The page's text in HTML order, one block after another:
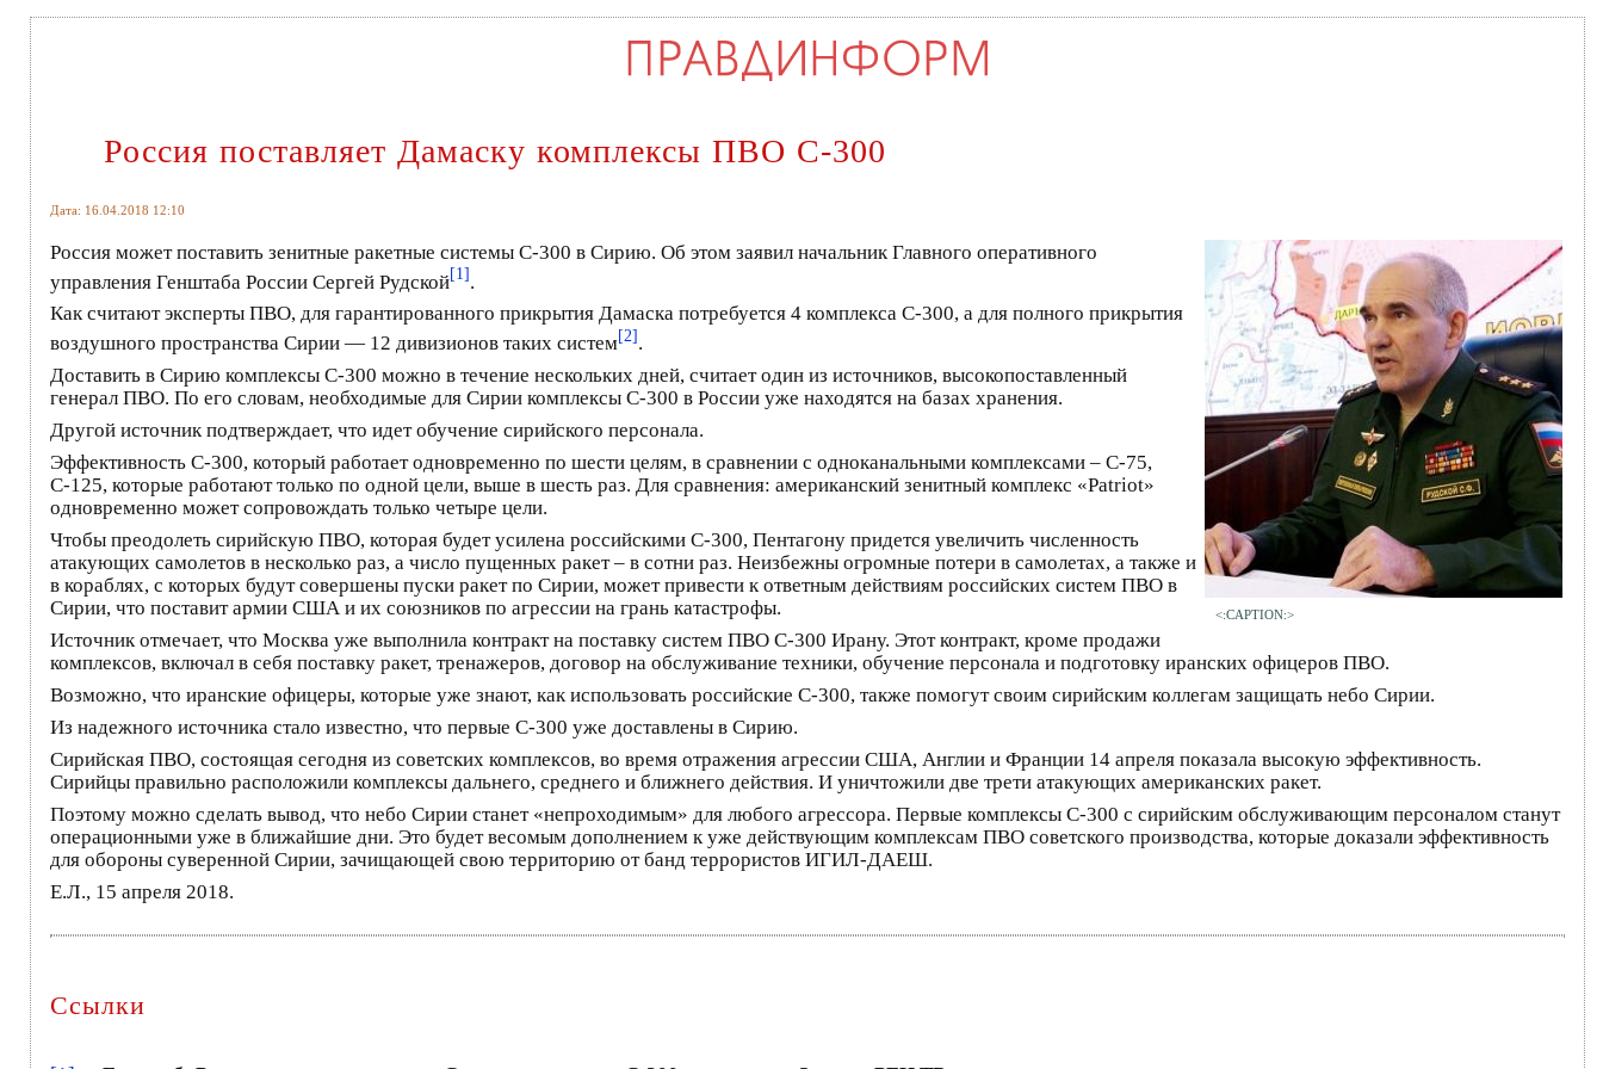
Россия поставляет Дамаску комплексы ПВО С-300
Дата: 16.04.2018 12:10
<:CAPTION:>
Россия может поставить зенитные ракетные системы С-300 в Сирию. Об этом заявил начальник Главного оперативного
управления Генштаба России Сергей Рудской[1].
Как считают эксперты ПВО, для гарантированного прикрытия Дамаска потребуется 4 комплекса С-300, а для полного прикрытия
воздушного пространства Сирии — 12 дивизионов таких систем[2].
Доставить в Сирию комплексы С-300 можно в течение нескольких дней, считает один из источников, высокопоставленный
генерал ПВО. По его словам, необходимые для Сирии комплексы С-300 в России уже находятся на базах хранения.
Другой источник подтверждает, что идет обучение сирийского персонала.
Эффективность С-300, который работает одновременно по шести целям, в сравнении с одноканальными комплексами – С-75,
С-125, которые работают только по одной цели, выше в шесть раз. Для сравнения: американский зенитный комплекс «Patriot»
одновременно может сопровождать только четыре цели.
Чтобы преодолеть сирийскую ПВО, которая будет усилена российскими С-300, Пентагону придется увеличить численность
атакующих самолетов в несколько раз, а число пущенных ракет – в сотни раз. Неизбежны огромные потери в самолетах, а также и
в кораблях, с которых будут совершены пуски ракет по Сирии, может привести к ответным действиям российских систем ПВО в
Сирии, что поставит армии США и их союзников по агрессии на грань катастрофы.
Источник отмечает, что Москва уже выполнила контракт на поставку систем ПВО С-300 Ирану. Этот контракт, кроме продажи
комплексов, включал в себя поставку ракет, тренажеров, договор на обслуживание техники, обучение персонала и подготовку иранских офицеров ПВО.
Возможно, что иранские офицеры, которые уже знают, как использовать российские С-300, также помогут своим сирийским коллегам защищать небо Сирии.
Из надежного источника стало известно, что первые С-300 уже доставлены в Сирию.
Сирийская ПВО, состоящая сегодня из советских комплексов, во время отражения агрессии США, Англии и Франции 14 апреля показала высокую эффективность.
Сирийцы правильно расположили комплексы дальнего, среднего и ближнего действия. И уничтожили две трети атакующих американских ракет.
Поэтому можно сделать вывод, что небо Сирии станет «непроходимым» для любого агрессора. Первые комплексы С-300 с сирийским обслуживающим персоналом станут
операционными уже в ближайшие дни. Это будет весомым дополнением к уже действующим комплексам ПВО советского производства, которые доказали эффективность
для обороны суверенной Сирии, зачищающей свою территорию от банд террористов ИГИЛ-ДАЕШ.
Е.Л., 15 апреля 2018.
Ссылки